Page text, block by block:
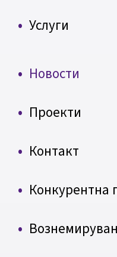
Услуги
Новости
Проекти
Контакт
Конкурентна